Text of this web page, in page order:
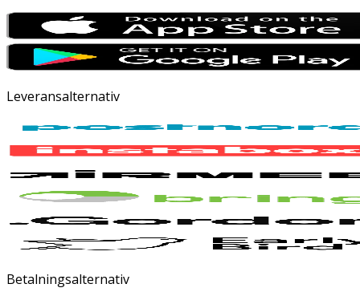
Leveransalternativ
Betalningsalternativ